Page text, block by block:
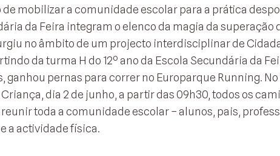
mobilizar a comunidade escolar para a prática
da Feira integram o elenco da magia da superação
no âmbito de um projecto interdisciplinar de
da turma H do 12º ano da Escola Secundária da
ganhou pernas para correr no Europarque Running.
dia 2 de junho, a partir das 09h30, todos os
toda a comunidade escolar – alunos, pais,
a actividade física.